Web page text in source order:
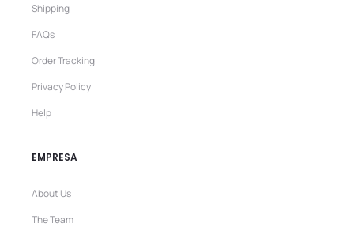
Shipping
FAQs
Order Tracking
Privacy Policy
Help
EMPRESA
About Us
The Team